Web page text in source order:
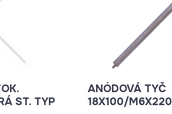
MODRÁ ST. TYP
ANÓDOVÁ TYČ
18X100/M6X220